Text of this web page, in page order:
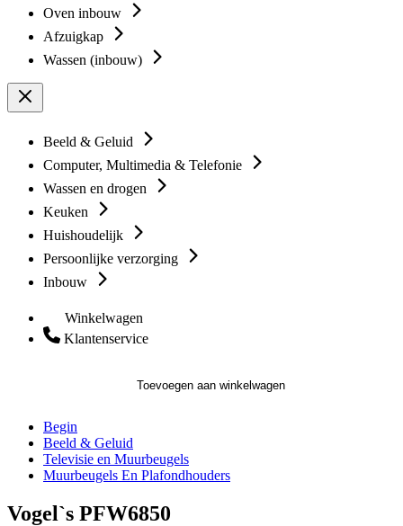
Oven inbouw
Afzuigkap
Wassen (inbouw)
Beeld & Geluid
Computer, Multimedia & Telefonie
Wassen en drogen
Keuken
Huishoudelijk
Persoonlijke verzorging
Inbouw
Winkelwagen
Klantenservice
Toevoegen aan winkelwagen
Begin
Beeld & Geluid
Televisie en Muurbeugels
Muurbeugels En Plafondhouders
Vogel`s PFW6850